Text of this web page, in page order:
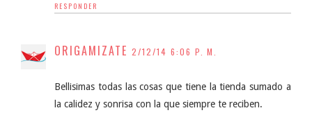
RESPONDER
ORIGAMIZATE 2/12/14 6:06 P. M.
Bellisimas todas las cosas que tiene la tienda sumado a
la calidez y sonrisa con la que siempre te reciben.